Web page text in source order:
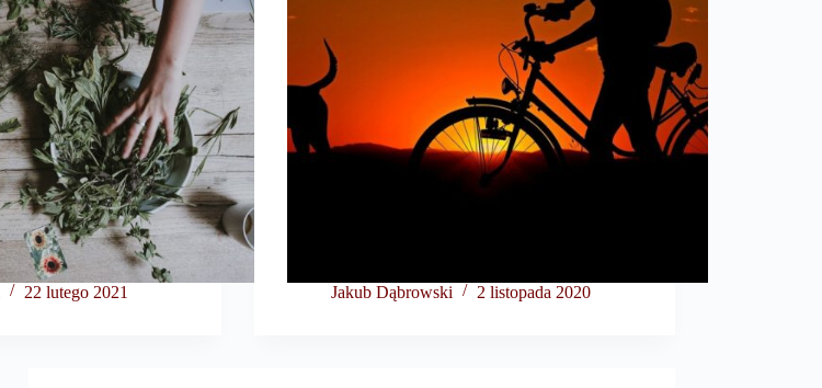
22 lutego 2021 Jakub Dąbrowski 2 listopada 2020